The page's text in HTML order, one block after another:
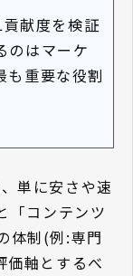
献度を検証
のはマーケ
も重要な役割
単に安さや速
「コンテンツ
体制(例:専門
価軸とするべ